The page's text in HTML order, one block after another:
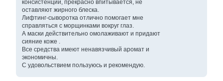
консистенции, прекрасно впитывается, не
оставляют жирного блеска.
Лифтинг-сыворотка отлично помогает мне
справляться с морщинками вокруг глаз.
А маски действительно омолаживают и придают
сияние коже .
Все средства имеют ненавязчивый аромат и
экономичны.
С удовольствием пользуюсь и рекомендую.